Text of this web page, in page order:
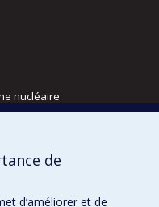
nucléaire
physique
de
d’améliorer et de